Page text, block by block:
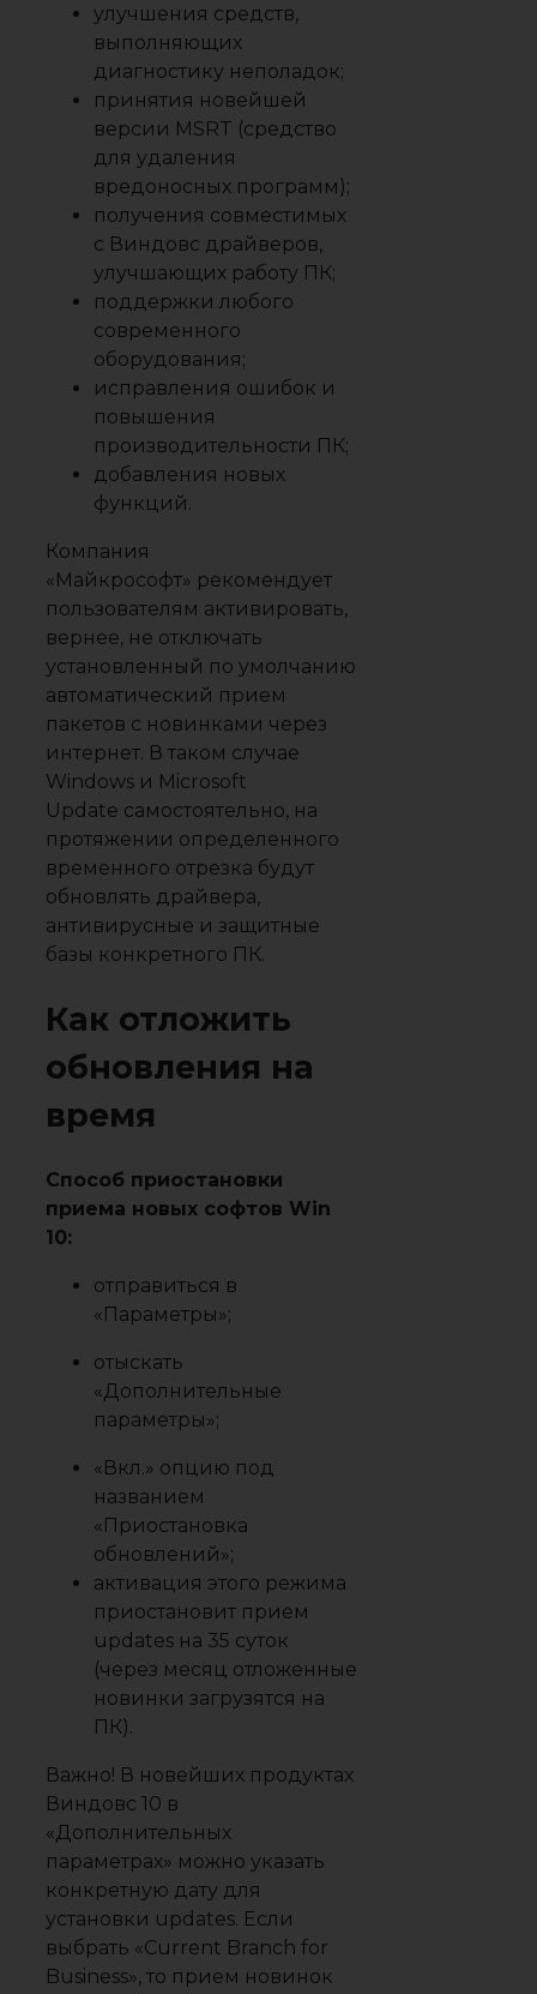
улучшения средств,
выполняющих
диагностику неполадок;
принятия новейшей
версии MSRT (средство
для удаления
вредоносных программ);
получения совместимых
с Виндовс драйверов,
улучшающих работу ПК;
поддержки любого
современного
оборудования;
исправления ошибок и
повышения
производительности ПК;
добавления новых
функций.
Компания
«Майкрософт» рекомендует
пользователям активировать,
вернее, не отключать
установленный по умолчанию
автоматический прием
пакетов с новинками через
интернет. В таком случае
Windows и Microsoft
Update самостоятельно, на
протяжении определенного
временного отрезка будут
обновлять драйвера,
антивирусные и защитные
базы конкретного ПК.
Как отложить
обновления на
время
Способ приостановки
приема новых софтов Win
10:
отправиться в
«Параметры»;
отыскать
«Дополнительные
параметры»;
«Вкл.» опцию под
названием
«Приостановка
обновлений»;
активация этого режима
приостановит прием
updates на 35 суток
(через месяц отложенные
новинки загрузятся на
ПК).
Важно! В новейших продуктах
Виндовс 10 в
«Дополнительных
параметрах» можно указать
конкретную дату для
установки updates. Если
выбрать «Current Branch for
Business», то прием новинок